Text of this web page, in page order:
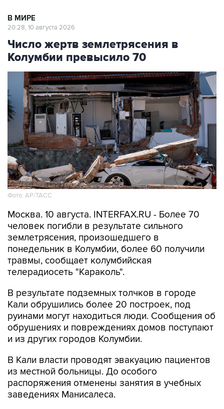
В МИРЕ
20:28, 10 августа 2026
Число жертв землетрясения в
Колумбии превысило 70
Фото: АР/ТАСС
Москва. 10 августа. INTERFAX.RU - Более 70
человек погибли в результате сильного
землетрясения, произошедшего в
понедельник в Колумбии, более 60 получили
травмы, сообщает колумбийская
телерадиосеть "Караколь".
В результате подземных толчков в городе
Кали обрушились более 20 построек, под
руинами могут находиться люди. Сообщения об
обрушениях и повреждениях домов поступают
и из других городов Колумбии.
В Кали власти проводят эвакуацию пациентов
из местной больницы. До особого
распоряжения отменены занятия в учебных
заведениях Манисалеса.